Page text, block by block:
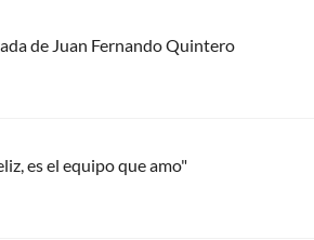
de Juan Fernando Quintero
es el equipo que amo"